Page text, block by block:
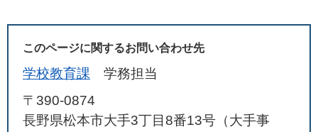
このページに関するお問い合わせ先
学校教育課
学務担当
〒390-0874
長野県松本市大手3丁目8番13号（大手事